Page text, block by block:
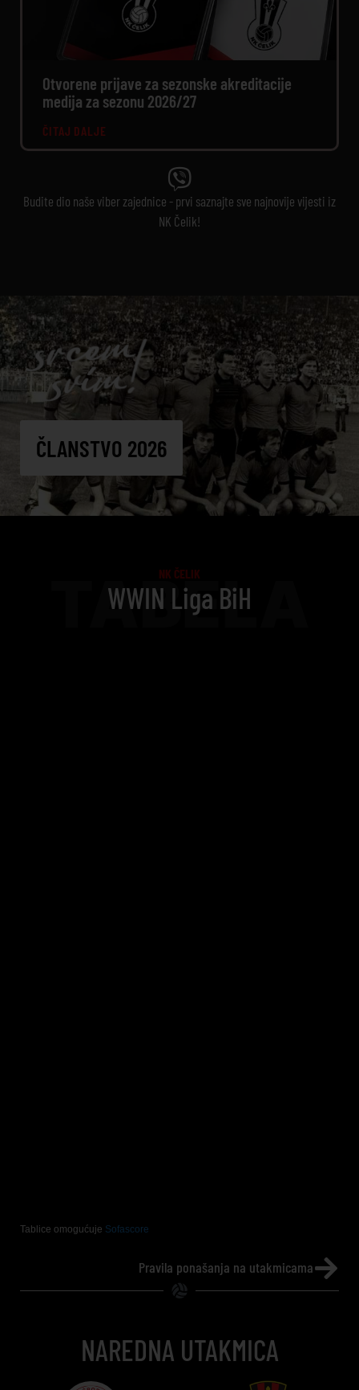
Otvorene prijave za sezonske akreditacije
medija za sezonu 2026/27
ČITAJ DALJE
Budite dio naše viber zajednice - prvi saznajte sve najnovije vijesti iz
NK Čelik!
ČLANSTVO 2026
TABELA
NK ČELIK
WWIN Liga BiH
Tablice omogućuje Sofascore
Pravila ponašanja na utakmicama
NAREDNA UTAKMICA